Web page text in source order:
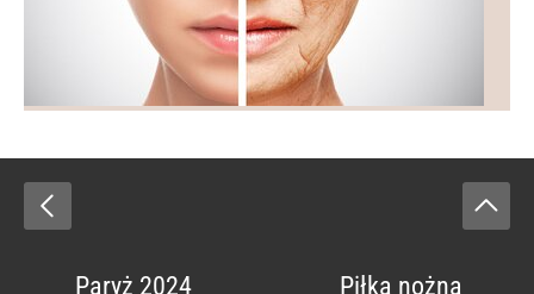
Paryż 2024
Piłka nożna